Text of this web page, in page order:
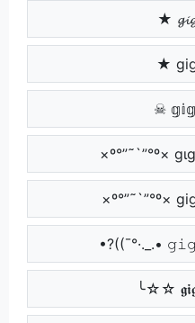
★
★
☠
×º°”˜`”°º×
×º°”˜`”°º×
•?((¯°·._.•
╰☆☆